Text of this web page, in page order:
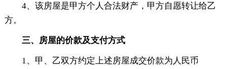
4、该房屋是甲方个人合法财产，甲方自愿转让给乙
方。
三、房屋的价款及支付方式
1、甲、乙双方约定上述房屋成交价款为人民币